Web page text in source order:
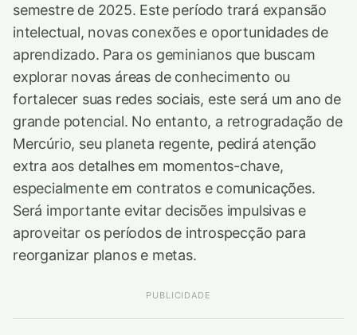
semestre de 2025. Este período trará expansão
intelectual, novas conexões e oportunidades de
aprendizado. Para os geminianos que buscam
explorar novas áreas de conhecimento ou
fortalecer suas redes sociais, este será um ano de
grande potencial. No entanto, a retrogradação de
Mercúrio, seu planeta regente, pedirá atenção
extra aos detalhes em momentos-chave,
especialmente em contratos e comunicações.
Será importante evitar decisões impulsivas e
aproveitar os períodos de introspecção para
reorganizar planos e metas.
PUBLICIDADE